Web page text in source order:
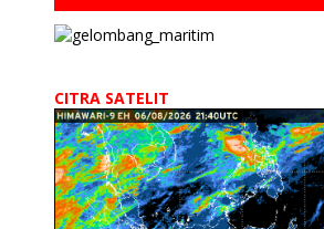
CITRA SATELIT